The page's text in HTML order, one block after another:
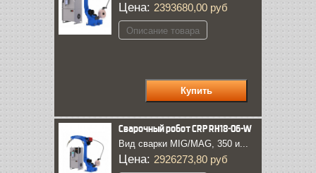
Цена: 2393680,00 руб
Описание товара
Сварочный робот CRP RH18-06-W
Вид сварки MIG/MAG, 350 и...
Цена: 2926273,80 руб